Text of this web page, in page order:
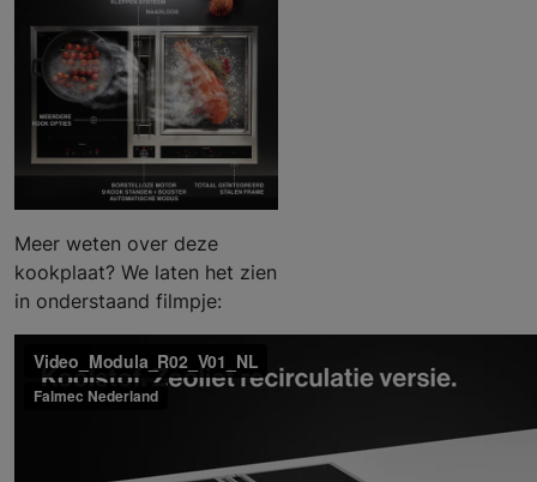
Meer weten over deze
kookplaat? We laten het zien
in onderstaand filmpje: